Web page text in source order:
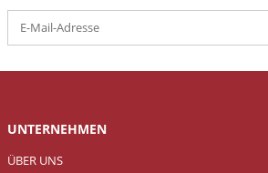
UNTERNEHMEN
ÜBER UNS